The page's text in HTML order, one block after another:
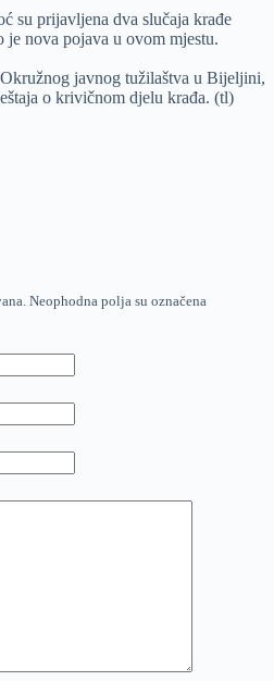
su prijavljena dva slučaja krađe
nova pojava u ovom mjestu.
javnog tužilaštva u Bijeljini,
o krivičnom djelu krađa. (tl)
Neophodna polja su označena